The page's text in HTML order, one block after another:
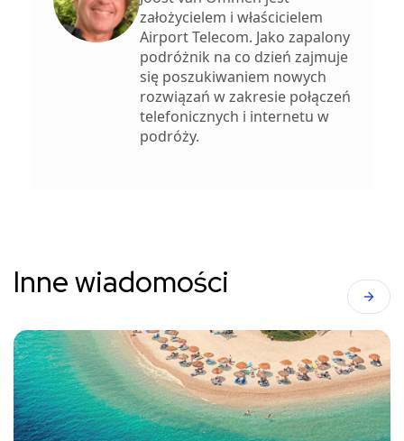
założycielem i właścicielem
Airport Telecom. Jako zapalony
podróżnik na co dzień zajmuje
się poszukiwaniem nowych
rozwiązań w zakresie połączeń
telefonicznych i internetu w
podróży.
Inne wiadomości